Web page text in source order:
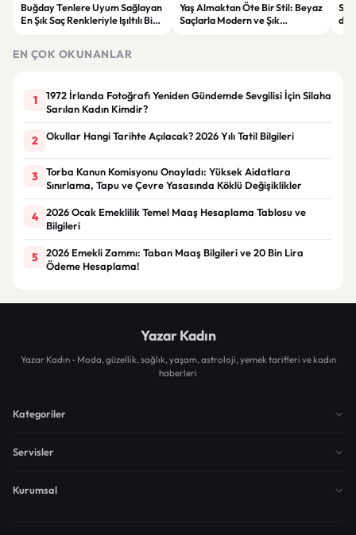
Buğday Tenlere Uyum Sağlayan
En Şık Saç Renkleriyle Işıltılı Bir
Yaş Almaktan Öte Bir Stil: Beyaz
Saçlarla Modern ve Şık
EN ÇOK OKUNANLAR
1
1972 İrlanda Fotoğrafı Yeniden Gündemde Sevgilisi İçin Silaha
Sarılan Kadın Kimdir?
2 Okullar Hangi Tarihte Açılacak? 2026 Yılı Tatil Bilgileri
3
Torba Kanun Komisyonu Onayladı: Yüksek Aidatlara
Sınırlama, Tapu ve Çevre Yasasında Köklü Değişiklikler
4
2026 Ocak Emeklilik Temel Maaş Hesaplama Tablosu ve
Bilgileri
5
2026 Emekli Zammı: Taban Maaş Bilgileri ve 20 Bin Lira
Ödeme Hesaplama!
Yazar Kadın
Yazar Kadın - Moda, güzellik, sağlık, yaşam, astroloji, yemek tarifleri ve kadın
haberleri
Kategoriler
Servisler
Kurumsal